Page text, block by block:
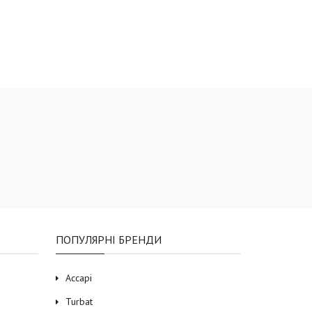
ПОПУЛЯРНІ БРЕНДИ
Accapi
Turbat